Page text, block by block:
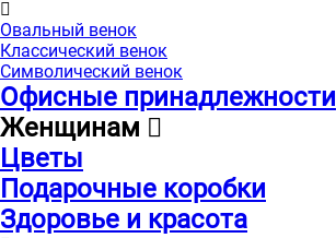
Овальный венок
Классический венок
Символический венок
Офисные принадлежности
Женщинам
Цветы
Подарочные коробки
Здоровье и красота